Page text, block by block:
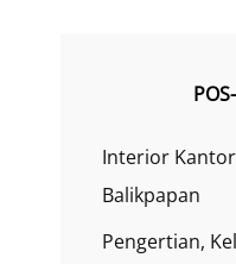
Interior
Balikpapan
Pengertian,